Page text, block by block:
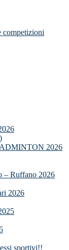
competizioni
2026
– Ruffano 2026
2026
sportivi!!